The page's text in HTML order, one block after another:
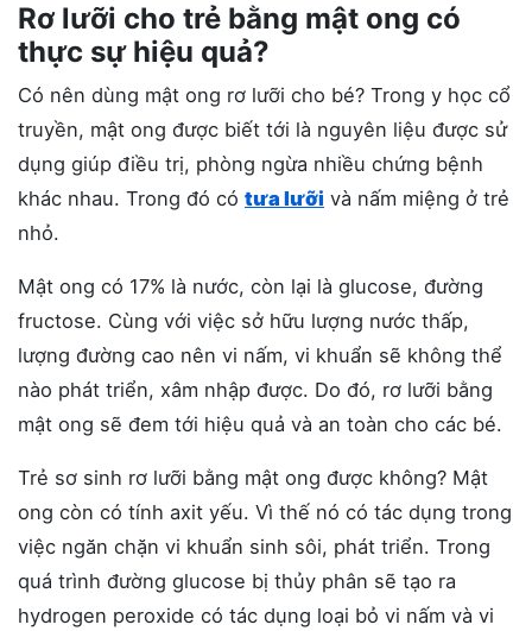
Rơ lưỡi cho trẻ bằng mật ong có
thực sự hiệu quả?
Có nên dùng mật ong rơ lưỡi cho bé? Trong y học cổ
truyền, mật ong được biết tới là nguyên liệu được sử
dụng giúp điều trị, phòng ngừa nhiều chứng bệnh
khác nhau. Trong đó có tưa lưỡi và nấm miệng ở trẻ
nhỏ.
Mật ong có 17% là nước, còn lại là glucose, đường
fructose. Cùng với việc sở hữu lượng nước thấp,
lượng đường cao nên vi nấm, vi khuẩn sẽ không thể
nào phát triển, xâm nhập được. Do đó, rơ lưỡi bằng
mật ong sẽ đem tới hiệu quả và an toàn cho các bé.
Trẻ sơ sinh rơ lưỡi bằng mật ong được không? Mật
ong còn có tính axit yếu. Vì thế nó có tác dụng trong
việc ngăn chặn vi khuẩn sinh sôi, phát triển. Trong
quá trình đường glucose bị thủy phân sẽ tạo ra
hydrogen peroxide có tác dụng loại bỏ vi nấm và vi